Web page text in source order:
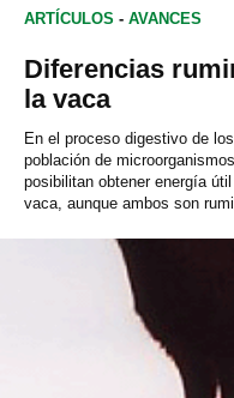
ARTÍCULOS - AVANCES
Diferencias
la vaca
En el proceso digestivo de
población de
posibilitan obtener energía
vaca, aunque ambos son